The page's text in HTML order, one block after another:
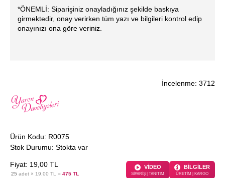
*ÖNEMLİ: Siparişiniz onayladığınız şekilde baskıya
girmektedir, onay verirken tüm yazı ve bilgileri kontrol edip
onayınızı ona göre veriniz.
İncelenme: 3712
Ürün Kodu: R0075
Stok Durumu: Stokta var
Fiyat: 19 ,00 TL
25 adet × 19,00 TL = 475 TL
VİDEO
SİPARİŞ | TANITIM
BİLGİLER
ÜRETİM | KARGO